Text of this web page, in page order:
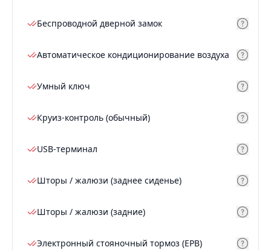
Беспроводной дверной замок
Автоматическое кондиционирование воздуха
Умный ключ
Круиз-контроль (обычный)
USB-терминал
Шторы / жалюзи (заднее сиденье)
Шторы / жалюзи (задние)
Электронный стояночный тормоз (EPB)